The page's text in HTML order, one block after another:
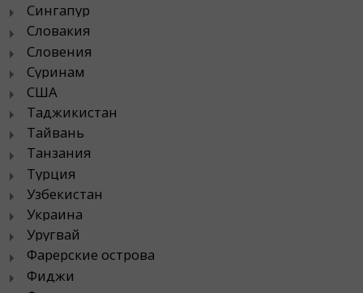
Сингапур
Словакия
Словения
Суринам
США
Таджикистан
Тайвань
Танзания
Турция
Узбекистан
Украина
Уругвай
Фарерские острова
Фиджи